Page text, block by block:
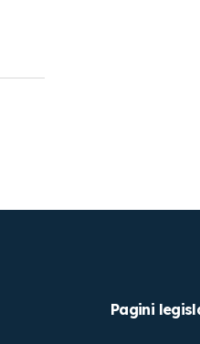
Pagini